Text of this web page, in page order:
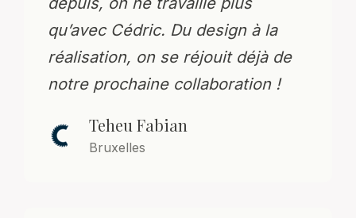
qu’avec Cédric. Du design à la
réalisation, on se réjouit déjà de
notre prochaine collaboration !
Teheu Fabian
Bruxelles